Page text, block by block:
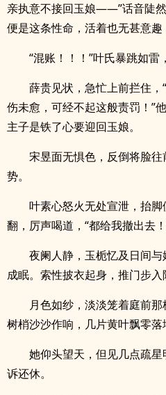
亲执意不接回玉娘——”话音陡然
便是这条性命，活着也无甚意
“混账！！！”叶氏暴跳如雷
薛贵见状，急忙上前拦住
伤未愈，可经不起这般责罚！”
主子是铁了心要迎回玉娘。
宋昱面无惧色，反倒将脸往
势。
叶素心怒火无处宣泄，抬
翻，厉声喝道，“都给我撤出去
夜阑人静，玉栀忆及日间
成眠。索性披衣起身，推门步入
月色如纱，淡淡笼着庭前
树梢沙沙作响，几片黄叶飘零落
她仰头望天，但见几点疏
诉还休。